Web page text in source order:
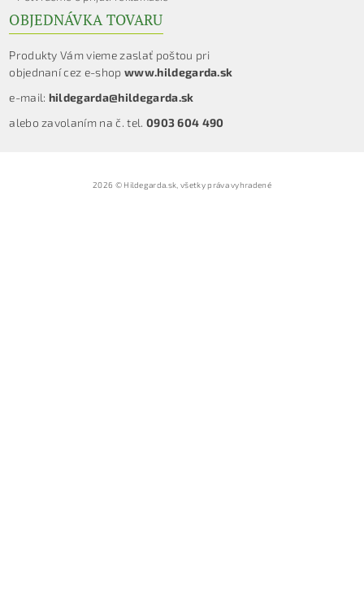
OBJEDNÁVKA TOVARU
Produkty Vám vieme zaslať poštou pri
objednaní cez e-shop www.hildegarda.sk
e-mail: hildegarda@hildegarda.sk
alebo zavolaním na č. tel. 0903 604 490
2026 © Hildegarda.sk, všetky práva vyhradené